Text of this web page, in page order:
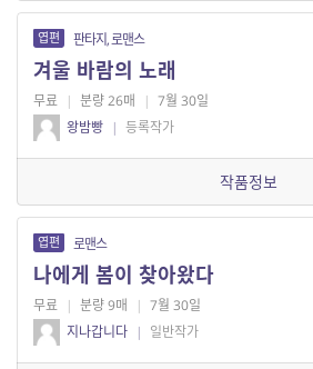
엽편 판타지, 로맨스
겨울 바람의 노래
무료 | 분량 26매 | 7월 30일
왕밤빵 | 등록작가
작품정보
엽편 로맨스
나에게 봄이 찾아왔다
무료 | 분량 9매 | 7월 30일
지나갑니다 | 일반작가